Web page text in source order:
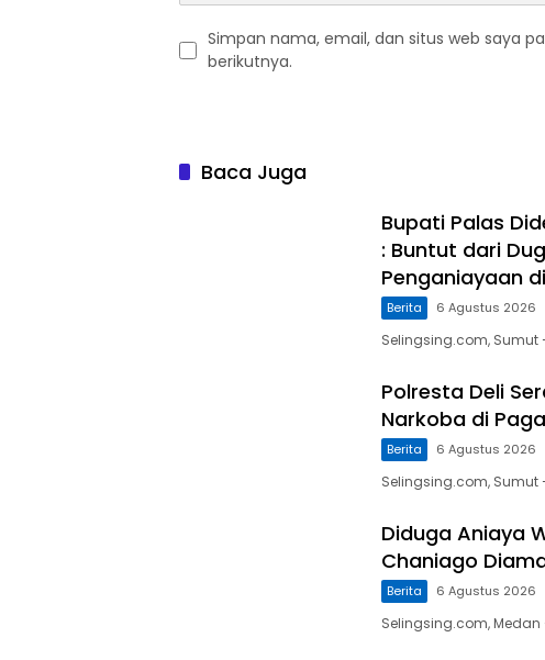
Simpan nama, email, dan situs web saya
berikutnya.
Baca Juga
Bupati Palas
: Buntut dari
Penganiayaan
Berita 6 Agustus 2026
Selingsing.com, Sumut
Polresta Deli
Narkoba di
Berita 6 Agustus 2026
Selingsing.com, Sumut
Diduga Aniaya
Chaniago
Berita 6 Agustus 2026
Selingsing.com,